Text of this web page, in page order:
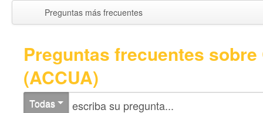
Preguntas más frecuentes
Preguntas frecuentes
(ACCUA)
Todas